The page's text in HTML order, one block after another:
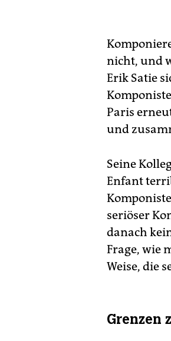
nicht, und
Erik Satie
Paris
und
Seine
Enfant
seriöser
danach
Frage, wie
Weise, die
Grenzen